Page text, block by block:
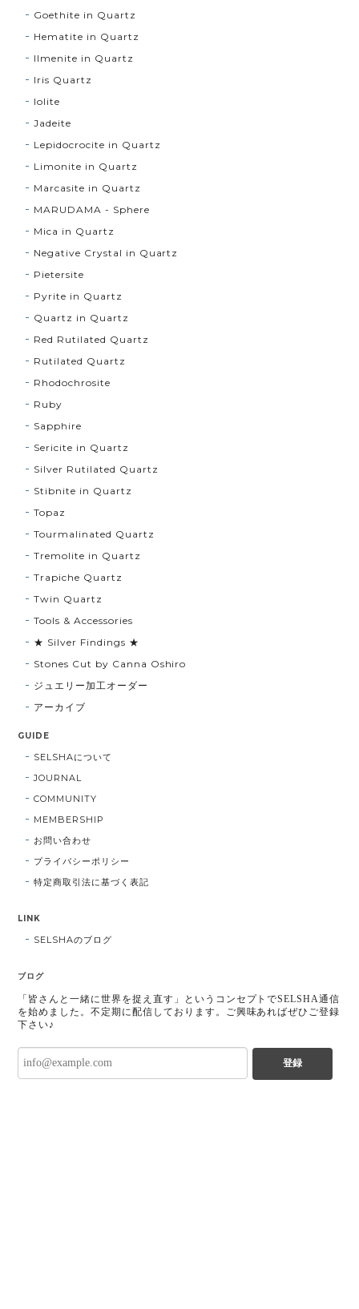
Goethite in Quartz
Hematite in Quartz
Ilmenite in Quartz
Iris Quartz
Iolite
Jadeite
Lepidocrocite in Quartz
Limonite in Quartz
Marcasite in Quartz
MARUDAMA - Sphere
Mica in Quartz
Negative Crystal in Quartz
Pietersite
Pyrite in Quartz
Quartz in Quartz
Red Rutilated Quartz
Rutilated Quartz
Rhodochrosite
Ruby
Sapphire
Sericite in Quartz
Silver Rutilated Quartz
Stibnite in Quartz
Topaz
Tourmalinated Quartz
Tremolite in Quartz
Trapiche Quartz
Twin Quartz
Tools & Accessories
★ Silver Findings ★
Stones Cut by Canna Oshiro
ジュエリー加工オーダー
アーカイブ
GUIDE
SELSHAについて
JOURNAL
COMMUNITY
MEMBERSHIP
お問い合わせ
プライバシーポリシー
特定商取引法に基づく表記
LINK
SELSHAのブログ
ブログ
「皆さんと一緒に世界を捉え直す」というコンセプトでSELSHA通信
を始めました。不定期に配信しております。ご興味あればぜひご登録
下さい♪
登録